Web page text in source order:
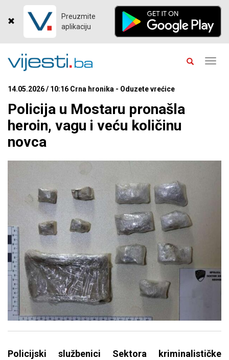
Preuzmite
aplikaciju
14.05.2026 / 10:16 Crna hronika - Oduzete vrećice
Policija u Mostaru pronašla
heroin, vagu i veću količinu
novca
Policijski službenici Sektora kriminalističke